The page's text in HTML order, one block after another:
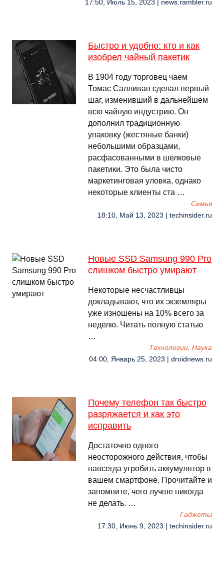
17:50, Июль 15, 2023 | news.rambler.ru
Быстро и удобно: кто и как
изобрел чайный пакетик
В 1904 году торговец чаем
Томас Салливан сделал первый
шаг, изменивший в дальнейшем
всю чайную индустрию. Он
дополнил традиционную
упаковку (жестяные банки)
небольшими образцами,
расфасованными в шелковые
пакетики. Это была чисто
маркетинговая уловка, однако
некоторые клиенты ста …
Семья
18:10, Май 13, 2023 | techinsider.ru
Новые SSD Samsung 990 Pro
слишком быстро умирают
Некоторые несчастливцы
докладывают, что их экземляры
уже изношены на 10% всего за
неделю. Читать полную статью
…
Технологии, Наука
04:00, Январь 25, 2023 | droidnews.ru
Почему телефон так быстро
разряжается и как это
исправить
Достаточно одного
неосторожного действия, чтобы
навсегда угробить аккумулятор в
вашем смартфоне. Прочитайте и
запомните, чего лучше никогда
не делать. …
Гаджеты
17:30, Июнь 9, 2023 | techinsider.ru